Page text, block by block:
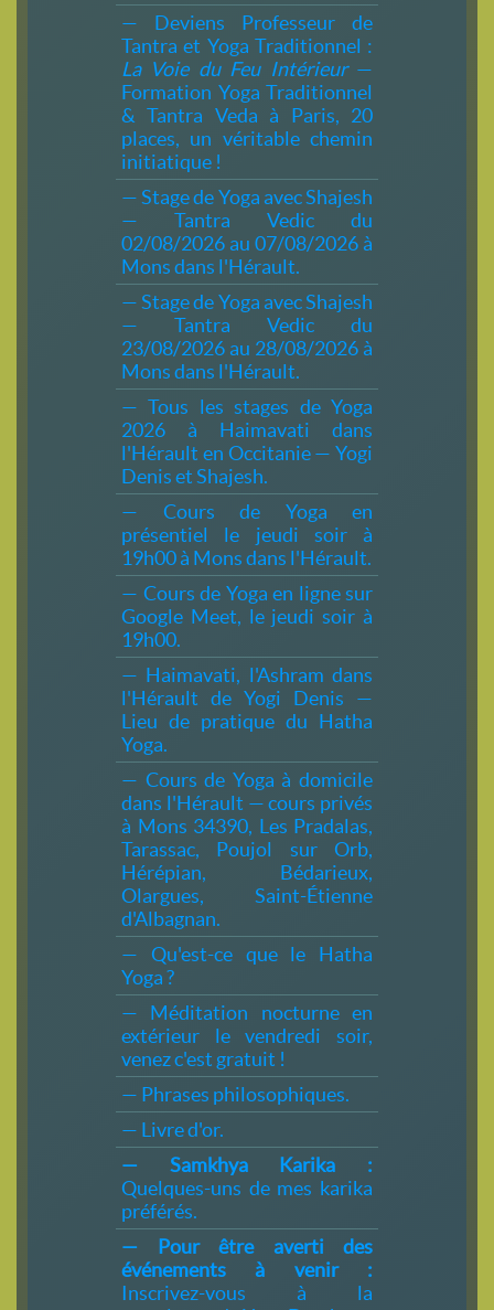
— Deviens Professeur de
Tantra et Yoga Traditionnel :
La Voie du Feu Intérieur—
Formation Yoga Traditionnel
& Tantra Veda à Paris, 20
places, un véritable chemin
initiatique !
— Stage de Yoga avec Shajesh
— Tantra Vedic du
02/08/2026 au 07/08/2026 à
Mons dans l'Hérault.
— Stage de Yoga avec Shajesh
— Tantra Vedic du
23/08/2026 au 28/08/2026 à
Mons dans l'Hérault.
— Tous les stages de Yoga
2026 à Haimavati dans
l'Hérault en Occitanie — Yogi
Denis et Shajesh.
— Cours de Yoga en
présentiel le jeudi soir à
19h00 à Mons dans l'Hérault.
— Cours de Yoga en ligne sur
Google Meet, le jeudi soir à
19h00.
— Haimavati, l'Ashram dans
l'Hérault de Yogi Denis —
Lieu de pratique du Hatha
Yoga.
— Cours de Yoga à domicile
dans l'Hérault — cours privés
à Mons 34390, Les Pradalas,
Tarassac, Poujol sur Orb,
Hérépian, Bédarieux,
Olargues, Saint-Étienne
d'Albagnan.
— Qu'est-ce que le Hatha
Yoga ?
— Méditation nocturne en
extérieur le vendredi soir,
venez c'est gratuit !
— Phrases philosophiques.
— Livre d'or.
— Samkhya Karika :
Quelques-uns de mes karika
préférés.
— Pour être averti des
événements à venir :
Inscrivez-vous à la